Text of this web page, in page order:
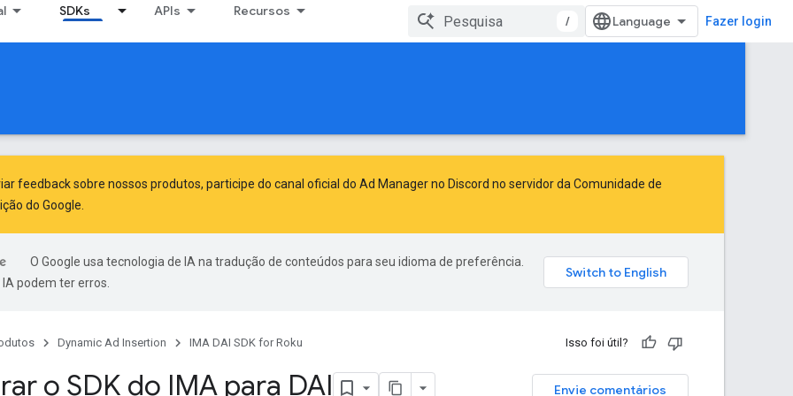
SDKs APIs Recursos
/ Fazer login
feedback sobre nossos produtos, participe do canal oficial do Ad Manager no Discord no servidor da Comunidade de
do Google
O Google usa tecnologia de IA na tradução de conteúdos para seu idioma de preferência.
podem ter erros.
Dynamic Ad Insertion IMA DAI SDK for Roku Isso foi útil?
Envie comentários
o SDK do IMA para DAI